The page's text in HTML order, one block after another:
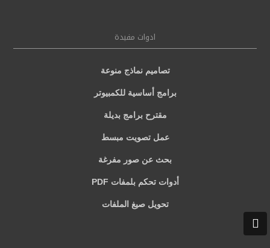
ادوات مفيدة
تصاميم نماذج منوعة
برامج أساسية للكمبيوتر
مقترح برامج بديلة
عمل تصويت مبسط
بحث عن صور مفرغة
أدوات تحكم بلمفات PDF
تحويل صيغ الملفات